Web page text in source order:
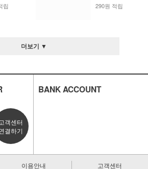
립 290원 적립
더보기 ▼
고객센터
결하기
BANK ACCOUNT
이용안내 고객센터